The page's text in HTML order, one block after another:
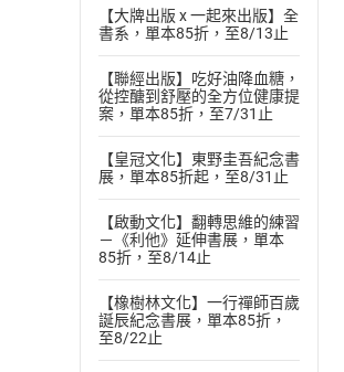
【大牌出版 x 一起來出版】全
書系，單本85折，至8/13止
【聯經出版】吃好油降血糖，
從控醣到舒壓的全方位健康提
案，單本85折，至7/31止
【皇冠文化】東野圭吾紀念書
展，單本85折起，至8/31止
【啟動文化】翻轉思維的練習
－《利他》延伸書展，單本
85折，至8/14止
【橡樹林文化】一行禪師百歲
誕辰紀念書展，單本85折，
至8/22止